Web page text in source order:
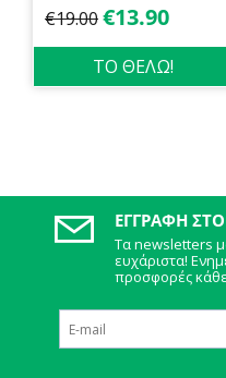
€19.00€13.90
ΤΟ ΘΕΛΩ!
ΕΓΓΡΑΦΉ ΣΤΟ
Τα newsletters
ευχάριστα!
προσφορές